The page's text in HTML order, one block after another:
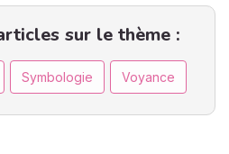
sur le thème :
Symbologie Voyance